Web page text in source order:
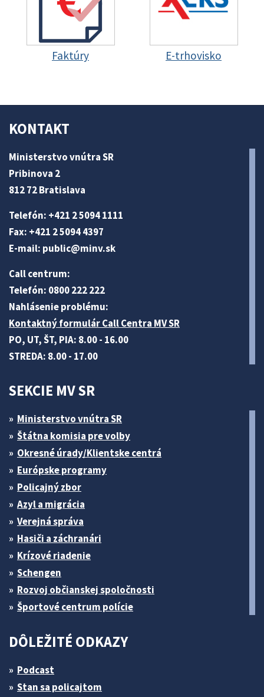
Faktúry E-trhovisko
KONTAKT
Ministerstvo vnútra SR
Pribinova 2
812 72 Bratislava
Telefón: +421 2 5094 1111
Fax: +421 2 5094 4397
E-mail: public@minv.sk
Call centrum:
Telefón: 0800 222 222
Nahlásenie problému:
Kontaktný formulár Call Centra MV SR
PO, UT, ŠT, PIA: 8.00 - 16.00
STREDA: 8.00 - 17.00
SEKCIE MV SR
Ministerstvo vnútra SR
Štátna komisia pre volby
Okresné úrady/Klientske centrá
Európske programy
Policajný zbor
Azyl a migrácia
Verejná správa
Hasiči a záchranári
Krízové riadenie
Schengen
Rozvoj občianskej spoločnosti
Športové centrum polície
DÔLEŽITÉ ODKAZY
Podcast
Stan sa policajtom